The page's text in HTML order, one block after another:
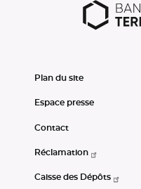
Plan du site
Espace presse
Contact
Réclamation
Caisse des Dépôts